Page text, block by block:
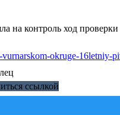
на контроль ход
okruge-16letniy-
ссылкой